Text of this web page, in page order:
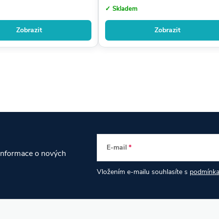
Zobrazit
✓ Skladem
Zobrazit
o nových
E-mail
Vložením e-mailu souhlasíte s